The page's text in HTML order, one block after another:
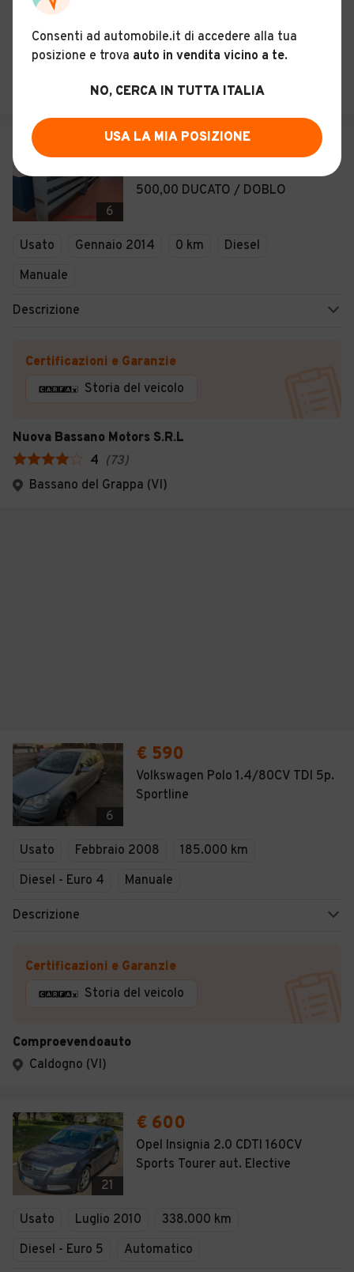
Marostica (VI)
6
FIAT Ducato SCAFFALATURE DA ?
500,00 DUCATO / DOBLO
Usato Gennaio 2014 0 km
Diesel
Manuale
Descrizione
Certificazioni e Garanzie
Storia del veicolo
Nuova Bassano Motors S.R.L
4 (73)
Bassano del Grappa (VI)
6
€ 590
Volkswagen Polo 1.4/80CV TDI 5p.
Sportline
Usato Febbraio 2008
185.000 km
Diesel - Euro 4
Manuale
Descrizione
Certificazioni e Garanzie
Storia del veicolo
Comproevendoauto
Caldogno (VI)
21
€ 600
Opel Insignia 2.0 CDTI 160CV
Sports Tourer aut. Elective
Usato Luglio 2010
338.000 km
Diesel - Euro 5
Automatico
Consenti ad automobile.it di accedere alla tua
posizione e trova auto in vendita vicino a te.
NO, CERCA IN TUTTA ITALIA
USA LA MIA POSIZIONE